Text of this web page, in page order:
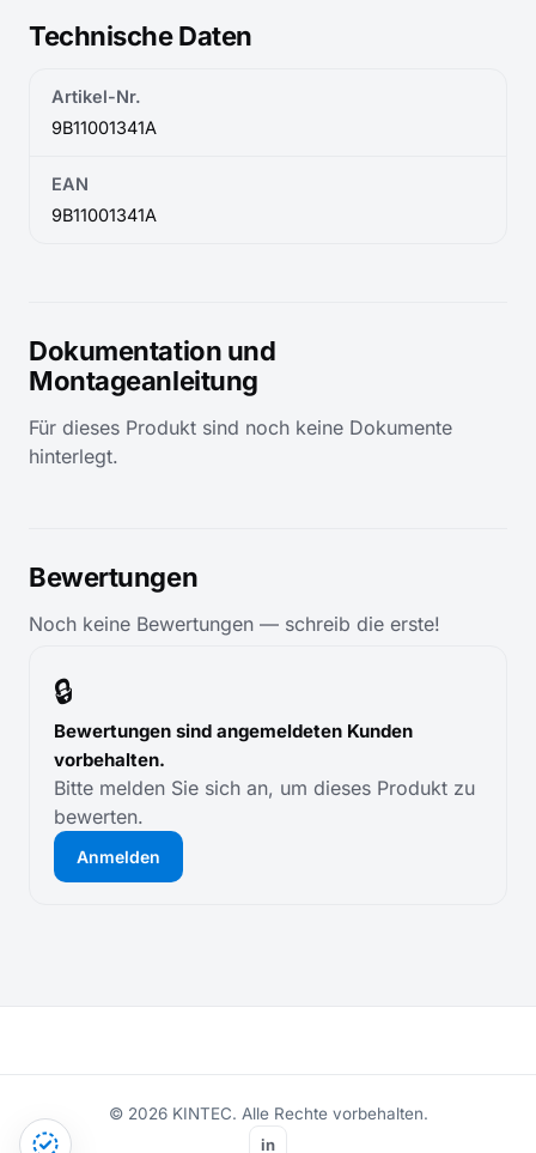
Technische Daten
Artikel-Nr.
9B11001341A
EAN
9B11001341A
Dokumentation und
Montageanleitung
Für dieses Produkt sind noch keine Dokumente
hinterlegt.
Bewertungen
Noch keine Bewertungen — schreib die erste!
🔒
Bewertungen sind angemeldeten Kunden
vorbehalten.
Bitte melden Sie sich an, um dieses Produkt zu
bewerten.
Anmelden
© 2026 KINTEC. Alle Rechte vorbehalten.
in